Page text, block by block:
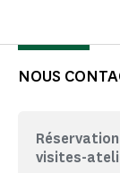
NOUS
visites-